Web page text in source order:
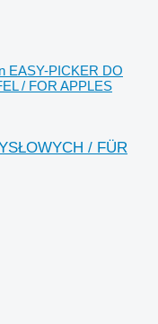
EASY-PICKER DO
/ FOR APPLES
/ FÜR